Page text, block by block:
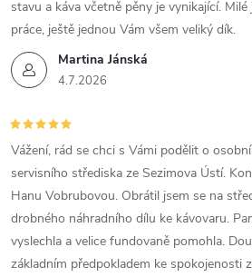
Martina Jánská
4.7.2026
stavu a káva včetně pěny je vynikající.
práce, ještě jednou Vám všem veliký dík.
Vážení, rád se chci s Vámi podělit o
servisního střediska ze Sezimova Ústí.
Hanu Vobrubovou. Obrátil jsem se na
drobného náhradního dílu ke kávovaru.
vyslechla a velice fundovaně pomohla.
základním předpokladem ke spokojenosti